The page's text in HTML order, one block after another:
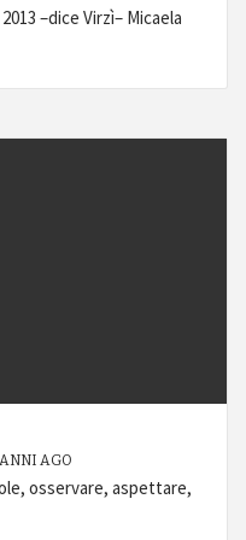
–dice Virzì– Micaela
AGO
osservare, aspettare,